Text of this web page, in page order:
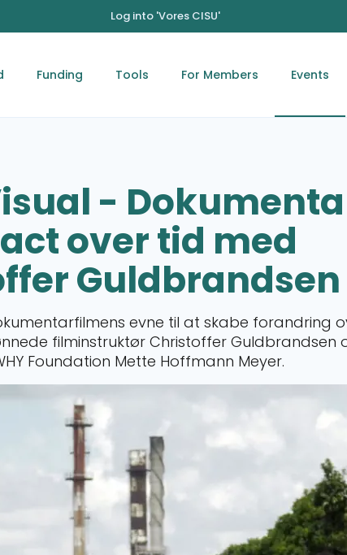
Log into 'Vores CISU'
Funding Tools For Members Events
-
over tid med
Guldbrandsen
evne til at skabe forandring
filminstruktør Christoffer Guldbrandsen
Foundation Mette Hoffmann Meyer.